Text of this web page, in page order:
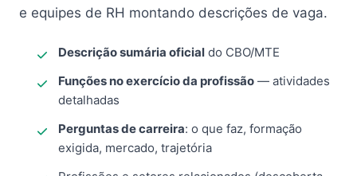
e equipes de RH montando descrições de vaga.
Descrição sumária oficial do CBO/MTE
Funções no exercício da profissão — atividades
detalhadas
Perguntas de carreira: o que faz, formação
exigida, mercado, trajetória